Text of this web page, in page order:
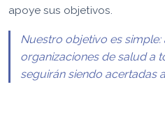
apoye sus objetivos.
Nuestro objetivo es simple:
organizaciones de salud a
seguirán siendo acertadas